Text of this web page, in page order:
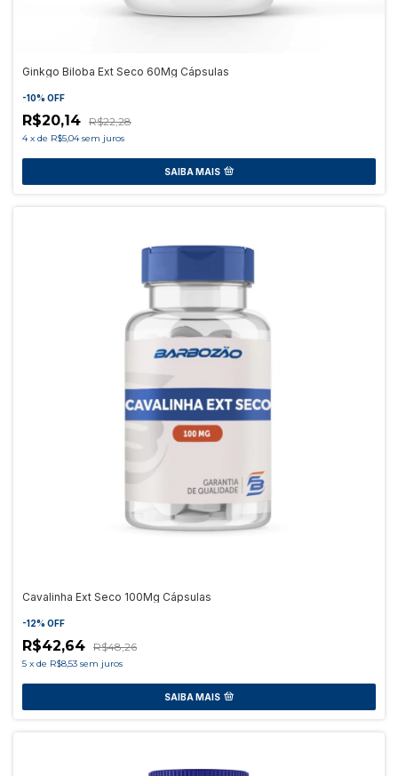
Ginkgo Biloba Ext Seco 60Mg Cápsulas
-10% OFF
R$20,14 R$22,28
4 x de R$5,04 sem juros
SAIBA MAIS
Cavalinha Ext Seco 100Mg Cápsulas
-12% OFF
R$42,64 R$48,26
5 x de R$8,53 sem juros
SAIBA MAIS